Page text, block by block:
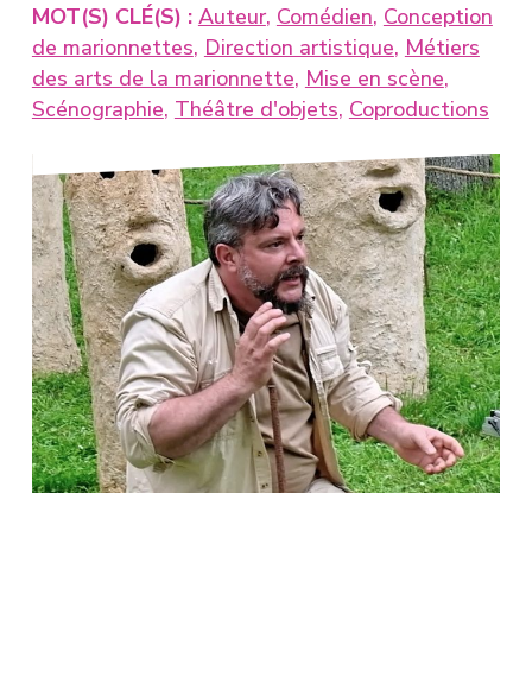
MOT(S) CLÉ(S) : Auteur, Comédien, Conception
de marionnettes, Direction artistique, Métiers
des arts de la marionnette, Mise en scène,
Scénographie, Théâtre d'objets, Coproductions